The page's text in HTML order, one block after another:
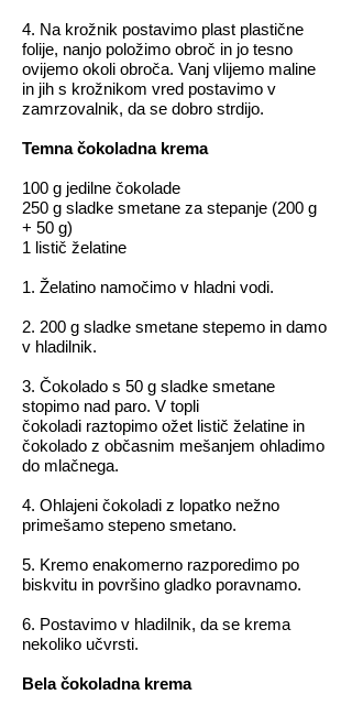
4. Na krožnik postavimo plast plastične
folije, nanjo položimo obroč in jo tesno
ovijemo okoli obroča. Vanj vlijemo maline
in jih s krožnikom vred postavimo v
zamrzovalnik, da se dobro strdijo.
Temna čokoladna krema
100 g jedilne čokolade
250 g sladke smetane za stepanje (200 g
+ 50 g)
1 listič želatine
1. Želatino namočimo v hladni vodi.
2. 200 g sladke smetane stepemo in damo
v hladilnik.
3. Čokolado s 50 g sladke smetane
stopimo nad paro. V topli
čokoladi raztopimo ožet listič želatine in
čokolado z občasnim mešanjem ohladimo
do mlačnega.
4. Ohlajeni čokoladi z lopatko nežno
primešamo stepeno smetano.
5. Kremo enakomerno razporedimo po
biskvitu in površino gladko poravnamo.
6. Postavimo v hladilnik, da se krema
nekoliko učvrsti.
Bela čokoladna krema